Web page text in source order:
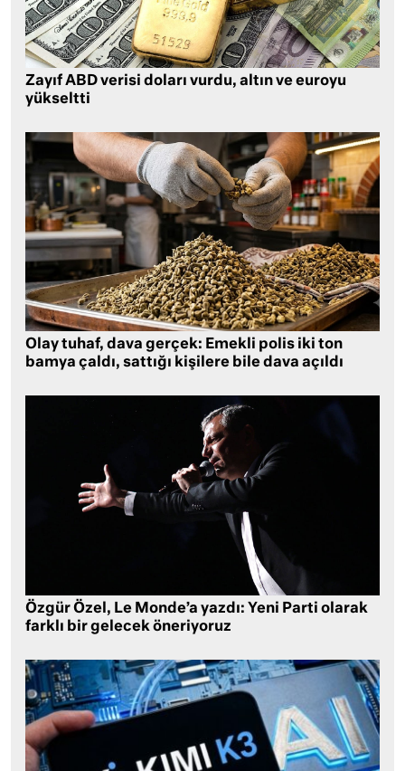
Zayıf ABD verisi doları vurdu, altın ve euroyu
yükseltti
Olay tuhaf, dava gerçek: Emekli polis iki ton
bamya çaldı, sattığı kişilere bile dava açıldı
Özgür Özel, Le Monde’a yazdı: Yeni Parti olarak
farklı bir gelecek öneriyoruz